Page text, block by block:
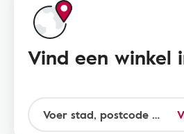
Vind een winkel